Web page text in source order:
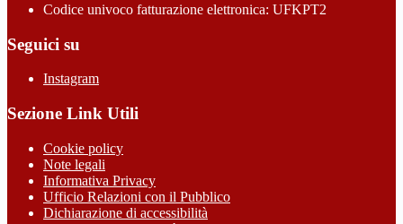
Codice univoco fatturazione elettronica: UFKPT2
Seguici su
Instagram
Sezione Link Utili
Cookie policy
Note legali
Informativa Privacy
Ufficio Relazioni con il Pubblico
Dichiarazione di accessibilità